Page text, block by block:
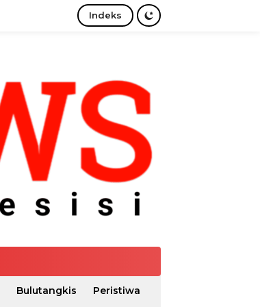
Indeks
Bulutangkis Peristiwa